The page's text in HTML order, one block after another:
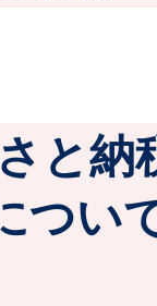
と納
つい